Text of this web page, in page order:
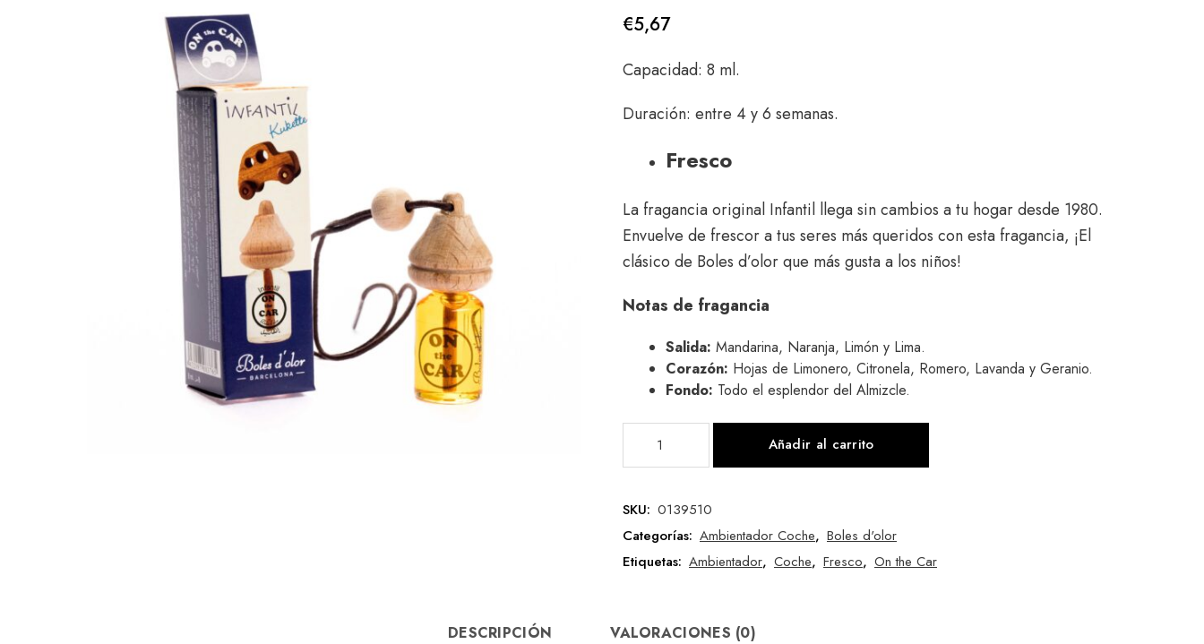
€5,67
Capacidad: 8 ml.
Duración: entre 4 y 6 semanas.
Fresco
La fragancia original Infantil llega sin cambios a tu hogar desde 1980.
Envuelve de frescor a tus seres más queridos con esta fragancia, ¡El
clásico de Boles d’olor que más gusta a los niños!
Notas de fragancia
Salida: Mandarina, Naranja, Limón y Lima.
Corazón: Hojas de Limonero, Citronela, Romero, Lavanda y Geranio.
Fondo: Todo el esplendor del Almizcle.
Añadir al carrito
SKU: 0139510
Categorías: Ambientador Coche, Boles d'olor
Etiquetas: Ambientador, Coche, Fresco, On the Car
DESCRIPCIÓN VALORACIONES (0)